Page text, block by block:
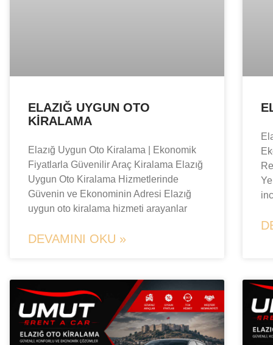
ELAZIĞ UYGUN OTO
KIRALAMA
Elazığ Uygun Oto Kiralama | Ekonomik
Fiyatlarla Güvenilir Araç Kiralama Elazığ
Uygun Oto Kiralama Hizmetlerinde
Güvenin ve Ekonominin Adresi Elazığ
uygun oto kiralama hizmeti arayanlar
DEVAMINI OKU »